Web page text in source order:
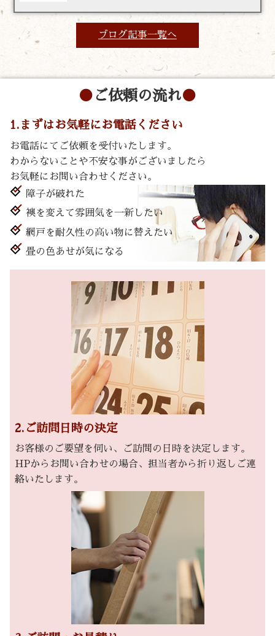
ブログ記事一覧へ
ご依頼の流れ
1.まずはお気軽にお電話ください
お電話にてご依頼を受付いたします。
わからないことや不安な事がございましたら
お気軽にお問い合わせください。
障子が破れた
襖を変えて雰囲気を一新したい
網戸を耐久性の高い物に替えたい
畳の色あせが気になる
2.ご訪問日時の決定
お客様のご要望を伺い、ご訪問の日時を決定します。
HPからお問い合わせの場合、担当者から折り返しご連
絡いたします。